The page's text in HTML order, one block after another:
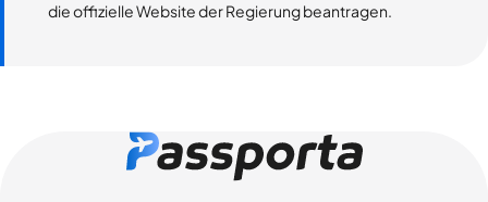
die offizielle Website der Regierung beantragen.